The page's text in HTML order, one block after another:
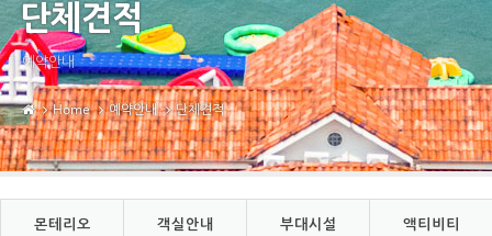
단체견적
예약안내
Home 예약안내 단체견적
몬테리오 객실안내 부대시설 액티비티